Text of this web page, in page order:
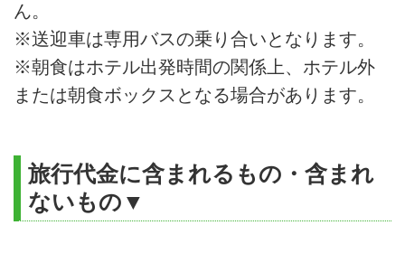
ん。
※送迎車は専用バスの乗り合いとなります。
※朝食はホテル出発時間の関係上、ホテル外
または朝食ボックスとなる場合があります。
旅行代金に含まれるもの・含まれ
ないもの▼